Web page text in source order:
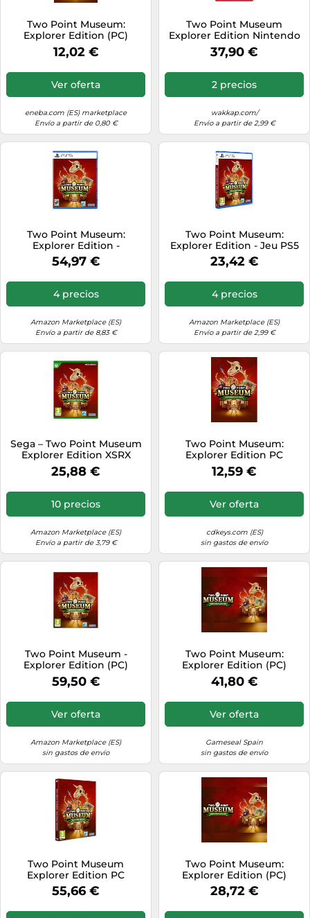
Two Point Museum:
Explorer Edition (PC)
Steam Key EUROPE
12,02 €
Ver oferta
eneba.com (ES) marketplace
Envío a partir de 0,80 €
Two Point Museum
Explorer Edition Nintendo
Switch 2 standard
37,90 €
2 precios
wakkap.com/
Envío a partir de 2,99 €
Two Point Museum:
Explorer Edition -
PlayStation 5
54,97 €
4 precios
Amazon Marketplace (ES)
Envío a partir de 8,83 €
Two Point Museum:
Explorer Edition - Jeu PS5
23,42 €
4 precios
Amazon Marketplace (ES)
Envío a partir de 2,99 €
Sega – Two Point Museum
Explorer Edition XSRX
25,88 €
10 precios
Amazon Marketplace (ES)
Envío a partir de 3,79 €
Two Point Museum:
Explorer Edition PC
(Europe & UK)
12,59 €
Ver oferta
cdkeys.com (ES)
sin gastos de envío
Two Point Museum -
Explorer Edition (PC)
59,50 €
Ver oferta
Amazon Marketplace (ES)
sin gastos de envío
Two Point Museum:
Explorer Edition (PC)
Steam Gift - GLOBAL
41,80 €
Ver oferta
Gameseal Spain
sin gastos de envío
Two Point Museum
Explorer Edition PC
55,66 €
Two Point Museum:
Explorer Edition (PC)
Steam Account - GLOBAL
28,72 €